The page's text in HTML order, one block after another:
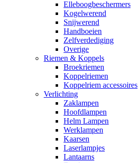
Elleboogbeschermers
Kogelwerend
Snijwerend
Handboeien
Zelfverdediging
Overige
Riemen & Koppels
Broekriemen
Koppelriemen
Koppelriem accessoires
Verlichting
Zaklampen
Hoofdlampen
Helm Lampen
Werklampen
Kaarsen
Laserlampjes
Lantaarns